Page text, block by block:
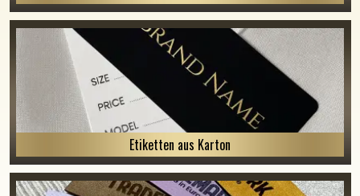
Etiketten aus Karton